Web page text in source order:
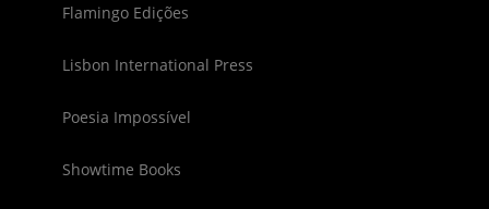
Flamingo Edições
Lisbon International Press
Poesia Impossível
Showtime Books